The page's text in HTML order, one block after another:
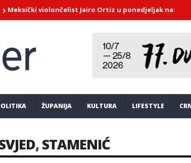
violončelist Jairo Ortiz u ponedjeljak nastupa u
ŽUPANIJA KULTURA LIFESTYLE
,STAMENIĆ